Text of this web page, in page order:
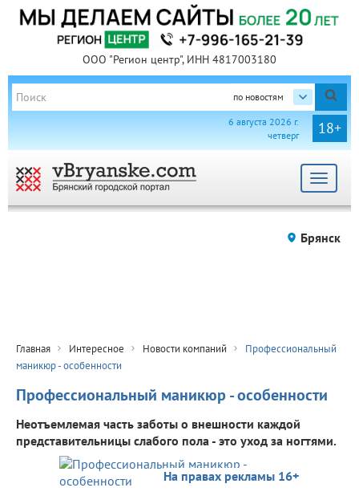
ООО "Регион центр", ИНН 4817003180
по новостям
18+
6 августа 2026 г.
четверг
Toggle
Брянск
Главная Интересное Новости компаний
Профессиональный
маникюр - особенности
Профессиональный маникюр - особенности
Неотъемлемая часть заботы о внешности каждой
представительницы слабого пола - это уход за ногтями.
На правах рекламы 16+